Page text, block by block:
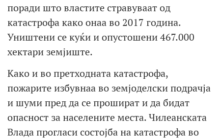
поради што властите стравуваат од
катастрофа како онаа во 2017 година.
Уништени се куќи и опустошени 467.000
хектари земјиште.
Како и во претходната катастрофа,
пожарите избувнаа во земјоделски подрачја
и шуми пред да се прошират и да бидат
опасност за населените места. Чилеанската
Влада прогласи состојба на катастрофа во